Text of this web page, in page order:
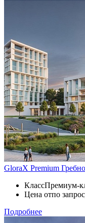
GloraX Premium
КлассПремиум-
Цена отпо
Подробнее